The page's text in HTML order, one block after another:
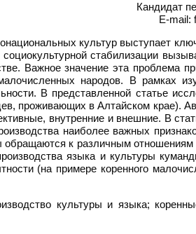
Кандидат
E-mail:
культур выступает
стабилизации
Важное значение эта проблема
народов. В рамках
В представленной статье
проживающих в Алтайском крае).
внутренние и внешние. В
наиболее важных
обращаются к различным
языка и культуры
(на примере коренного
культуры и языка;